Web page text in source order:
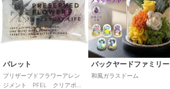
パレット
プリザーブドフラワーアレン
ジメント PFEL クリアポー
バックヤードファミリー
和風ガラスドーム